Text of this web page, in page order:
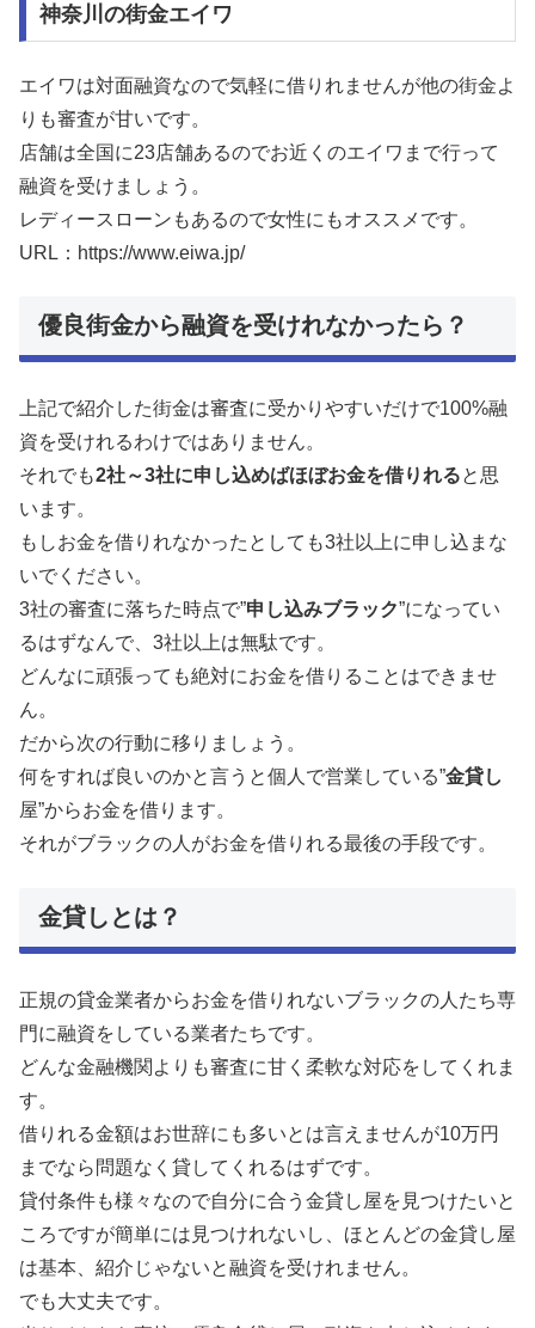
神奈川の街金エイワ
エイワは対面融資なので気軽に借りれませんが他の街金よ
りも審査が甘いです。
店舗は全国に23店舗あるのでお近くのエイワまで行って
融資を受けましょう。
レディースローンもあるので女性にもオススメです。
URL：https://www.eiwa.jp/
優良街金から融資を受けれなかったら？
上記で紹介した街金は審査に受かりやすいだけで100%融
資を受けれるわけではありません。
それでも2社～3社に申し込めばほぼお金を借りれると思
います。
もしお金を借りれなかったとしても3社以上に申し込まな
いでください。
3社の審査に落ちた時点で”申し込みブラック”になってい
るはずなんで、3社以上は無駄です。
どんなに頑張っても絶対にお金を借りることはできませ
ん。
だから次の行動に移りましょう。
何をすれば良いのかと言うと個人で営業している”金貸し
屋”からお金を借ります。
それがブラックの人がお金を借りれる最後の手段です。
金貸しとは？
正規の貸金業者からお金を借りれないブラックの人たち専
門に融資をしている業者たちです。
どんな金融機関よりも審査に甘く柔軟な対応をしてくれま
す。
借りれる金額はお世辞にも多いとは言えませんが10万円
までなら問題なく貸してくれるはずです。
貸付条件も様々なので自分に合う金貸し屋を見つけたいと
ころですが簡単には見つけれないし、ほとんどの金貸し屋
は基本、紹介じゃないと融資を受けれません。
でも大丈夫です。